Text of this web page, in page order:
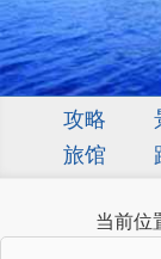
攻略
旅馆
当前位